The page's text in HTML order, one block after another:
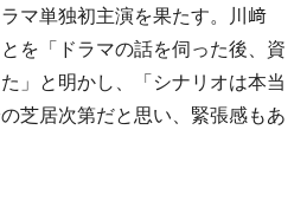
マ単独初主演を果たす。川﨑
を「ドラマの話を伺った後、資
」と明かし、「シナリオは本当
芝居次第だと思い、緊張感もあ